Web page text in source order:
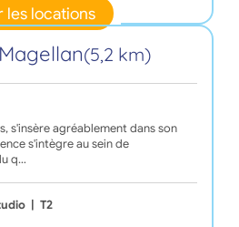
les locations
(5,2 km)
s'insère agréablement dans son
s'intègre au sein de
q…
T2